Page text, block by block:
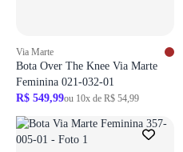
Via Marte
Bota Over The Knee Via Marte
Feminina 021-032-01
R$ 549,99ou 10x de R$ 54,99